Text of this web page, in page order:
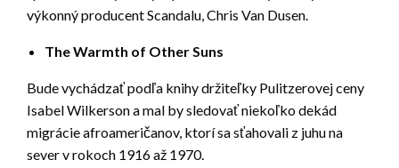
výkonný producent Scandalu, Chris Van Dusen.
The Warmth of Other Suns
Bude vychádzať podľa knihy držiteľky Pulitzerovej ceny
Isabel Wilkerson a mal by sledovať niekoľko dekád
migrácie afroameričanov, ktorí sa sťahovali z juhu na
sever v rokoch 1916 až 1970.